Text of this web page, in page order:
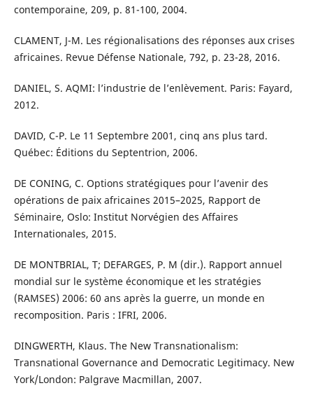
contemporaine, 209, p. 81-100, 2004.
CLAMENT, J-M. Les régionalisations des réponses aux crises
africaines. Revue Défense Nationale, 792, p. 23-28, 2016.
DANIEL, S. AQMI: l’industrie de l’enlèvement. Paris: Fayard,
2012.
DAVID, C-P. Le 11 Septembre 2001, cinq ans plus tard.
Québec: Éditions du Septentrion, 2006.
DE CONING, C. Options stratégiques pour l’avenir des
opérations de paix africaines 2015–2025, Rapport de
Séminaire, Oslo: Institut Norvégien des Affaires
Internationales, 2015.
DE MONTBRIAL, T; DEFARGES, P. M (dir.). Rapport annuel
mondial sur le système économique et les stratégies
(RAMSES) 2006: 60 ans après la guerre, un monde en
recomposition. Paris : IFRI, 2006.
DINGWERTH, Klaus. The New Transnationalism:
Transnational Governance and Democratic Legitimacy. New
York/London: Palgrave Macmillan, 2007.